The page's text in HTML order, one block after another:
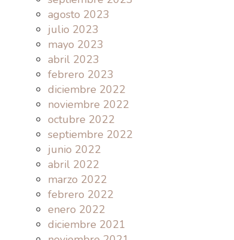
agosto 2023
julio 2023
mayo 2023
abril 2023
febrero 2023
diciembre 2022
noviembre 2022
octubre 2022
septiembre 2022
junio 2022
abril 2022
marzo 2022
febrero 2022
enero 2022
diciembre 2021